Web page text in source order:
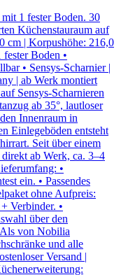
1 fester Boden. 30
Küchenstauraum auf
cm | Korpushöhe: 216,0
Boden •
• Sensys-Scharnier |
| ab Werk montiert
Sensys-Scharnieren
ab 35°, lautloser
Innenraum in
Einlegeböden entsteht
Seit über einem
ab Werk, ca. 3–4
•
ein. • Passendes
ohne Aufpreis:
Verbinder. •
über den
von Nobilia
und alle
Versand |